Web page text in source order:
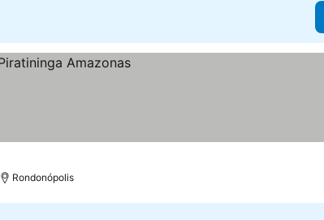
Rondonópolis